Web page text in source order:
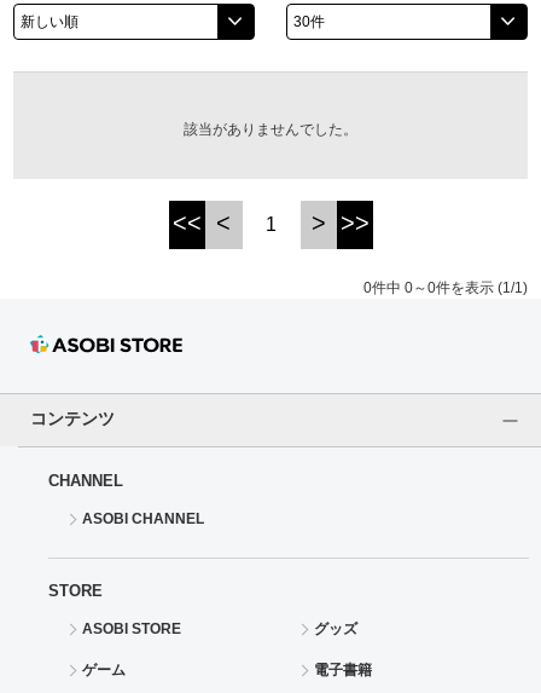
ナムコクラシック
ラブライブ！虹ヶ咲学園スクールアイドル同好会
ラブライブ！スーパースター!!
モフモフパレード
該当がありませんでした。
<< < 1 > >>
0件中 0～0件を表示 (1/1)
コンテンツ
CHANNEL
ASOBI CHANNEL
STORE
ASOBI STORE グッズ
ゲーム 電子書籍